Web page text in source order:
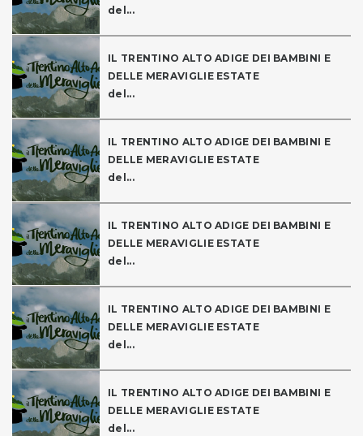
del...
IL TRENTINO ALTO ADIGE DEI BAMBINI E
DELLE MERAVIGLIE ESTATE
del...
IL TRENTINO ALTO ADIGE DEI BAMBINI E
DELLE MERAVIGLIE ESTATE
del...
IL TRENTINO ALTO ADIGE DEI BAMBINI E
DELLE MERAVIGLIE ESTATE
del...
IL TRENTINO ALTO ADIGE DEI BAMBINI E
DELLE MERAVIGLIE ESTATE
del...
IL TRENTINO ALTO ADIGE DEI BAMBINI E
DELLE MERAVIGLIE ESTATE
del...